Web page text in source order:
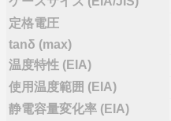
定格電圧
tanδ (max)
温度特性 (EIA)
使用温度範囲 (EIA)
静電容量変化率 (EIA)